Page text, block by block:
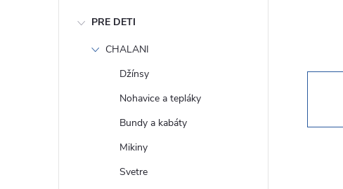
PRE DETI
CHALANI
Džínsy
Nohavice a tepláky
Bundy a kabáty
Mikiny
Svetre